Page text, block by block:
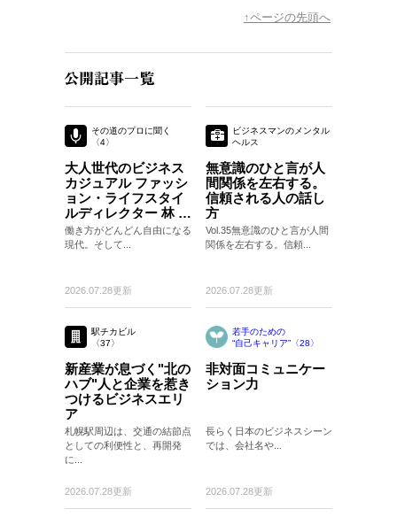
↑ページの先頭へ
その道のプロに聞く
〈4〉
大人世代のビジネス
カジュアル ファッシ
ョン・ライフスタイ
ルディレクター 林 ト
モヒコさん
働き方がどんどん自由になる
現代。そして...
2026.07.28更新
ビジネスマンのメンタル
ヘルス
無意識のひと言が人
間関係を左右する。
信頼される人の話し
方
Vol.35無意識のひと言が人間
関係を左右する。信頼...
2026.07.28更新
駅チカビル
〈37〉
新産業が息づく"北の
ハブ"人と企業を惹き
つけるビジネスエリ
ア
札幌駅周辺は、交通の結節点
としての利便性と、再開発
に...
2026.07.28更新
若手のための
“自己キャリア”〈28〉
非対面コミュニケー
ション力
長らく日本のビジネスシーン
では、会社名や...
2026.07.28更新